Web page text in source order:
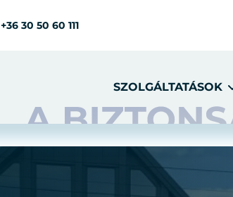
+36 30 50 60 111
SZOLGÁLTATÁSOK